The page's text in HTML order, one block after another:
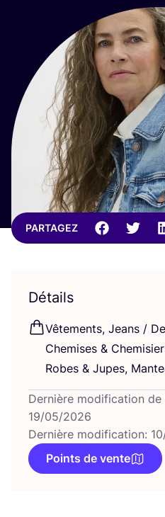
PARTAGEZ
Détails
Vête­ments, Jeans /
Che­mises &
Robes & Jupes,
Dernière modification
19/05/2026
Dernière modification:
Points de vente